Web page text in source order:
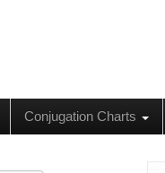
Conjugation Charts